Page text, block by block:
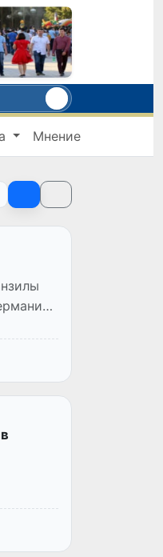
Мнение